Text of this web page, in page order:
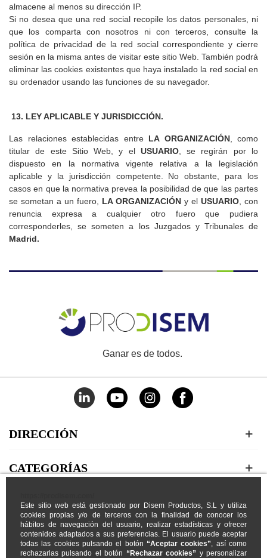
Este sitio web está gestionado por Disem Productos, S.L y utiliza
cookies propias y/o de terceros con la finalidad de conocer los
hábitos de navegación del usuario, realizar estadísticas y ofrecer
contenidos adaptados a sus preferencias. El usuario puede aceptar
todas las cookies pulsando el botón “Aceptar cookies”
, así como
rechazarlas pulsando el botón “Rechazar cookies” y personalizar
almacene al menos su dirección IP.
Si no desea que una red social recopile los datos personales, ni
que los comparta con nosotros ni con terceros, consulte la
política de privacidad de la red social correspondiente y cierre
sesión en la misma antes de visitar este sitio Web. También podrá
eliminar las cookies existentes que haya instalado la red social en
su ordenador usando las funciones de su navegador.
13. LEY APLICABLE Y JURISDICCIÓN.
Las relaciones establecidas entre LA ORGANIZACIÓN, como
titular de este Sitio Web, y el USUARIO, se regirán por lo
dispuesto en la normativa vigente relativa a la legislación
aplicable y la jurisdicción competente. No obstante, para los
casos en que la normativa prevea la posibilidad de que las partes
se sometan a un fuero, LA ORGANIZACIÓN y el USUARIO, con
renuncia expresa a cualquier otro fuero que pudiera
corresponderles, se someten a los Juzgados y Tribunales de
Madrid.
Ganar es de todos.
DIRECCIÓN
CATEGORÍAS
MI CUENTA
NOSOTROS